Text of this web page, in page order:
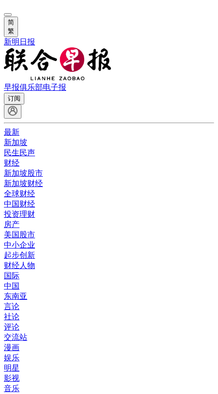
简
繁
新明日报
早报俱乐部电子报
订阅
最新
新加坡
民生民声
财经
新加坡股市
新加坡财经
全球财经
中国财经
投资理财
房产
美国股市
中小企业
起步创新
财经人物
国际
中国
东南亚
言论
社论
评论
交流站
漫画
娱乐
明星
影视
音乐